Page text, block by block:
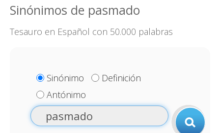
Sinónimos de pasmado
Tesauro en Español con 50.000 palabras
Sinónimo
Definición
Antónimo